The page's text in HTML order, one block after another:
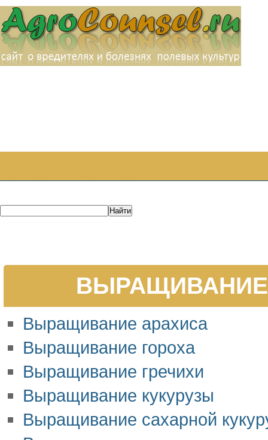
ВЫРАЩИВАНИЕ
Выращивание арахиса
Выращивание гороха
Выращивание гречихи
Выращивание кукурузы
Выращивание сахарной